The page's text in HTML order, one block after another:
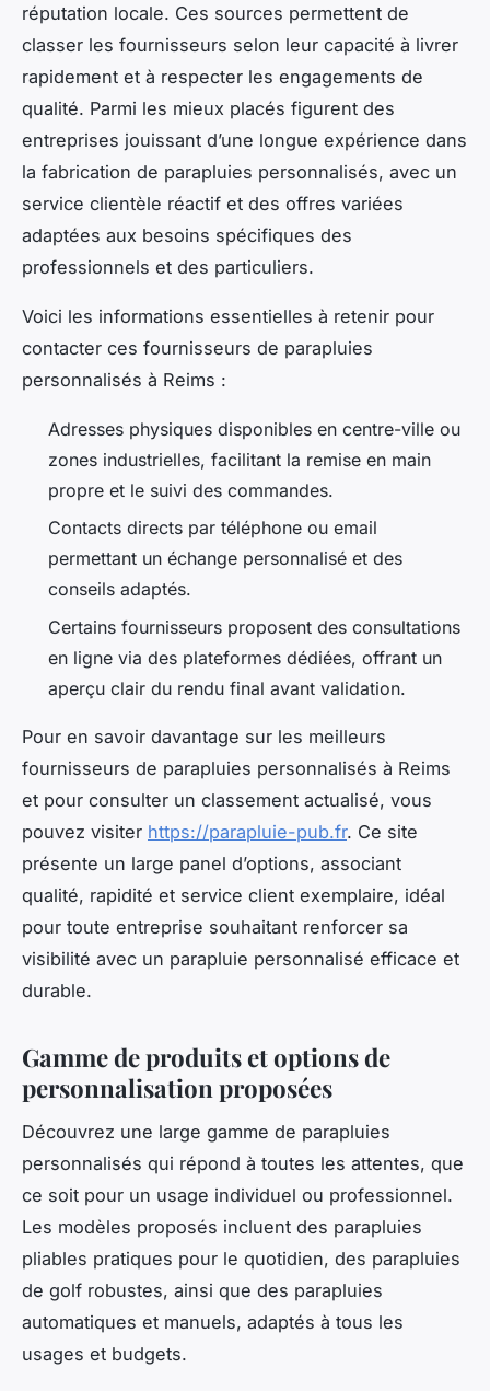
réputation locale. Ces sources permettent de
classer les fournisseurs selon leur capacité à livrer
rapidement et à respecter les engagements de
qualité. Parmi les mieux placés figurent des
entreprises jouissant d’une longue expérience dans
la fabrication de parapluies personnalisés, avec un
service clientèle réactif et des offres variées
adaptées aux besoins spécifiques des
professionnels et des particuliers.
Voici les informations essentielles à retenir pour
contacter ces fournisseurs de parapluies
personnalisés à Reims :
Adresses physiques disponibles en centre-ville ou
zones industrielles, facilitant la remise en main
propre et le suivi des commandes.
Contacts directs par téléphone ou email
permettant un échange personnalisé et des
conseils adaptés.
Certains fournisseurs proposent des consultations
en ligne via des plateformes dédiées, offrant un
aperçu clair du rendu final avant validation.
Pour en savoir davantage sur les meilleurs
fournisseurs de parapluies personnalisés à Reims
et pour consulter un classement actualisé, vous
pouvez visiter https://parapluie-pub.fr. Ce site
présente un large panel d’options, associant
qualité, rapidité et service client exemplaire, idéal
pour toute entreprise souhaitant renforcer sa
visibilité avec un parapluie personnalisé efficace et
durable.
Gamme de produits et options de
personnalisation proposées
Découvrez une large gamme de parapluies
personnalisés qui répond à toutes les attentes, que
ce soit pour un usage individuel ou professionnel.
Les modèles proposés incluent des parapluies
pliables pratiques pour le quotidien, des parapluies
de golf robustes, ainsi que des parapluies
automatiques et manuels, adaptés à tous les
usages et budgets.